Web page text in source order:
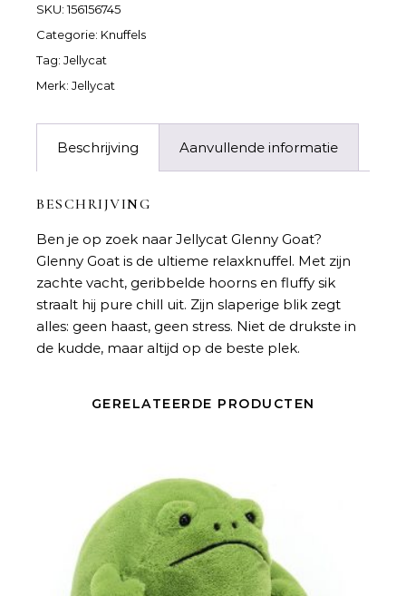
SKU:156156745
Categorie: Knuffels
Tag: Jellycat
Merk: Jellycat
Beschrijving Aanvullende informatie
BESCHRIJVING
Ben je op zoek naar Jellycat Glenny Goat?
Glenny Goat is de ultieme relaxknuffel. Met zijn
zachte vacht, geribbelde hoorns en fluffy sik
straalt hij pure chill uit. Zijn slaperige blik zegt
alles: geen haast, geen stress. Niet de drukste in
de kudde, maar altijd op de beste plek.
GERELATEERDE PRODUCTEN